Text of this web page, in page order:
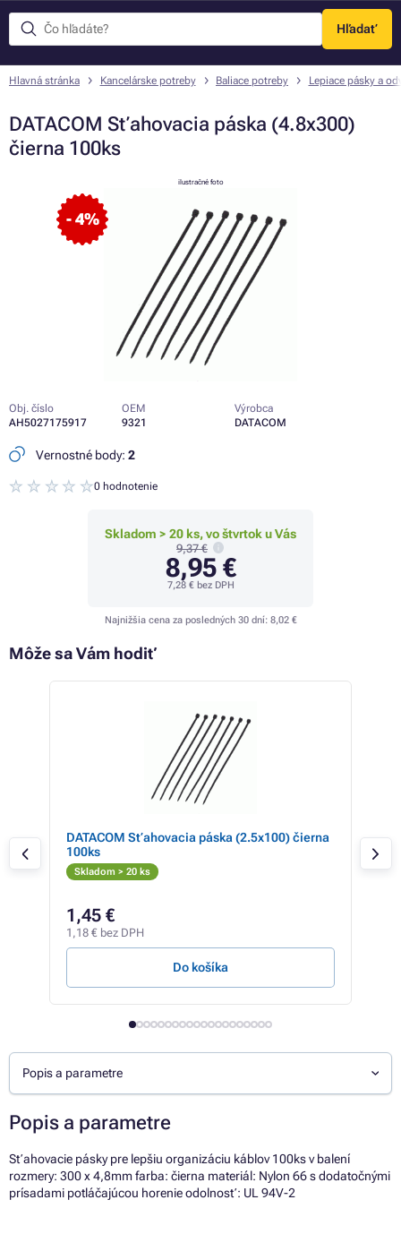
Hľadať
Menu
Hlavná stránka Kancelárske potreby Baliace potreby Lepiace pásky a
DATACOM Sťahovacia páska (4.8x300)
čierna 100ks
- 4%
ilustračné foto
Obj. číslo
AH5027175917
OEM
9321
Výrobca
DATACOM
Vernostné body: 2
0 hodnotenie
Skladom > 20 ks, vo štvrtok u Vás
9,37 €
8,95 €
7,28 €bez DPH
Najnižšia cena za posledných 30 dní: 8,02 €
Môže sa Vám hodiť
DATACOM Sťahovacia páska (2.5x100) čierna
100ks
Skladom > 20 ks
1,45 €
1,18 € bez DPH
Do košíka
Popis a parametre
Popis a parametre
Sťahovacie pásky pre lepšiu organizáciu káblov 100ks v balení
rozmery: 300 x 4,8mm farba: čierna materiál: Nylon 66 s dodatočnými
prísadami potláčajúcou horenie odolnosť: UL 94V-2